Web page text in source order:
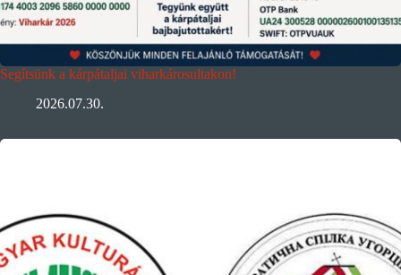
Segítsünk a kárpátaljai viharkárosultakon!
2026.07.30.